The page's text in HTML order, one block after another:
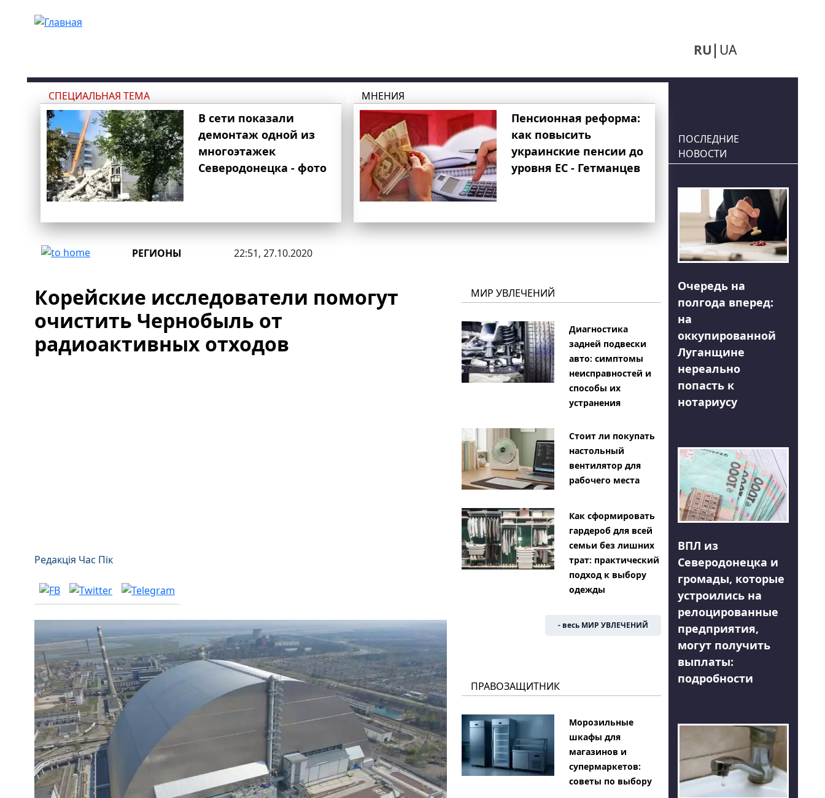
RU UA
СПЕЦИАЛЬНАЯ ТЕМА
В сети показали
демонтаж одной из
многоэтажек
Северодонецка - фото
МНЕНИЯ
Пенсионная реформа:
как повысить
украинские пенсии до
уровня ЕС - Гетманцев
РЕГИОНЫ 22:51, 27.10.2020
Корейские исследователи помогут
очистить Чернобыль от
радиоактивных отходов
Редакція Час Пік
МИР УВЛЕЧЕНИЙ
Диагностика
задней подвески
авто: симптомы
неисправностей и
способы их
устранения
Стоит ли покупать
настольный
вентилятор для
рабочего места
Как сформировать
гардероб для всей
семьи без лишних
трат: практический
подход к выбору
одежды
- весь МИР УВЛЕЧЕНИЙ
ПРАВОЗАЩИТНИК
Морозильные
шкафы для
магазинов и
супермаркетов:
советы по выбору
ПОСЛЕДНИЕ
НОВОСТИ
Очередь на
полгода вперед:
на
оккупированной
Луганщине
нереально
попасть к
нотариусу
ВПЛ из
Северодонецка и
громады, которые
устроились на
релоцированные
предприятия,
могут получить
выплаты:
подробности